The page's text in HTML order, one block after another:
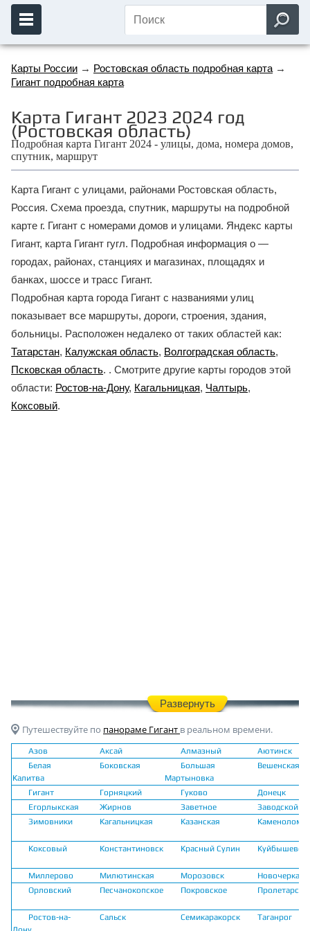
Карты России → Ростовская область подробная карта →
Гигант подробная карта
Карта Гигант 2023 2024 год
(Ростовская область)
Подробная карта Гигант 2024 - улицы, дома, номера домов,
спутник, маршрут
Карта Гигант с улицами, районами Ростовская область,
Россия. Схема проезда, спутник, маршруты на подробной
карте г. Гигант с номерами домов и улицами. Яндекс карты
Гигант, карта Гигант гугл. Подробная информация о —
городах, районах, станциях и магазинах, площадях и
банках, шоссе и трасс Гигант.
Подробная карта города Гигант с названиями улиц
показывает все маршруты, дороги, строения, здания,
больницы. Расположен недалеко от таких областей как:
Татарстан, Калужская область, Волгоградская область,
Псковская область. . Смотрите другие карты городов этой
области: Ростов-на-Дону, Кагальницкая, Чалтырь,
Коксовый.
Развернуть
Путешествуйте по панораме Гигант в реальном времени.
Азов Аксай Алмазный
Аютинск
Белая
Калитва
Боковская
Большая
Мартыновка
Вешенская
Гигант Горняцкий Гуково
Донецк
Егорлыкская
Жирнов Заветное
Заводской
Зимовники
Кагальницкая Казанская
Коксовый Константиновск Красный Сулин Куйбышево
Миллерово Милютинская Морозовск
Орловский
Песчанокопское Покровское Пролетарск
Ростов-на-
Сальск Семикаракорск Таганрог